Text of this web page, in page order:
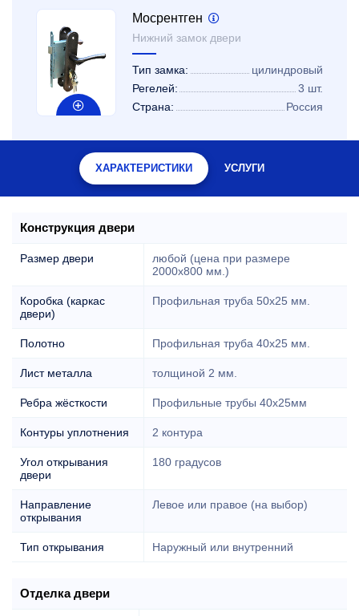
Мосрентген
Нижний замок двери
Тип замка:
цилиндровый
Регелей:
3 шт.
Страна:
Россия
ХАРАКТЕРИСТИКИ УСЛУГИ
Конструкция двери
Размер двери
любой (цена при размере
2000x800 мм.)
Коробка (каркас
двери)
Профильная труба 50х25 мм.
Полотно Профильная труба 40х25 мм.
Лист металла толщиной 2 мм.
Ребра жёсткости Профильные трубы 40х25мм
Контуры уплотнения 2 контура
Угол открывания
двери
180 градусов
Направление
открывания
Левое или правое (на выбор)
Тип открывания Наружный или внутренний
Отделка двери